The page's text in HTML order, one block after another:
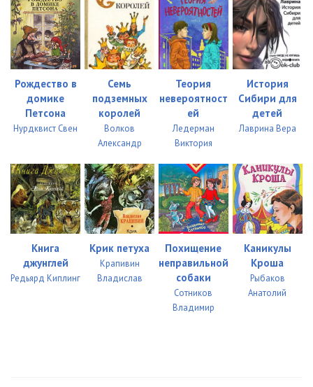
Рождество в
домике
Петсона
Нурдквист Свен
Семь
подземных
королей
Волков
Александр
Теория
невероятност
ей
Ледерман
Виктория
История
Сибири для
детей
Лаврина Вера
Книга
джунглей
Редьярд Киплинг
Крик петуха
Крапивин
Владислав
Похищение
неправильной
собаки
Сотников
Владимир
Каникулы
Кроша
Рыбаков
Анатолий